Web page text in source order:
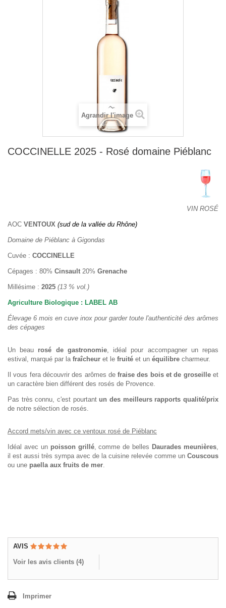
Agrandir l'image
COCCINELLE 2025 - Rosé domaine Piéblanc
VIN ROSÉ
AOC VENTOUX (sud de la vallée du Rhône)
Domaine de Piéblanc à Gigondas
Cuvée : COCCINELLE
Cépages : 80% Cinsault 20% Grenache
Millésime : 2025 (13 % vol.)
Agriculture Biologique : LABEL AB
Élevage 6 mois en cuve inox pour garder toute l'authenticité des arômes
des cépages
Un beau rosé de gastronomie, idéal pour accompagner un repas
estival, marqué par la fraîcheur et le fruité et un équilibre charmeur.
Il vous fera découvrir des arômes defraise des bois et de groseilleet
un caractère bien différent des rosés de Provence.
Pas très connu, c'est pourtantun des meilleurs rapports qualité/prix
de notre sélection de rosés.
Accord mets/vin avec ce ventoux rosé de Piéblanc
Idéal avec un poisson grillé, comme de belles Daurades meunières
il est aussi très sympa avec de la cuisine relevée comme un Couscous
ou une paella aux fruits de mer
AVIS
Voir les avis clients (4)
Imprimer